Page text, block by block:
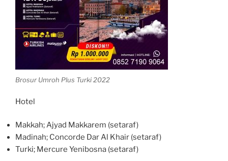
Brosur Umroh Plus Turki 2022
Hotel
Makkah; Ajyad Makkarem (setaraf)
Madinah; Concorde Dar Al Khair (setaraf)
Turki; Mercure Yenibosna (setaraf)